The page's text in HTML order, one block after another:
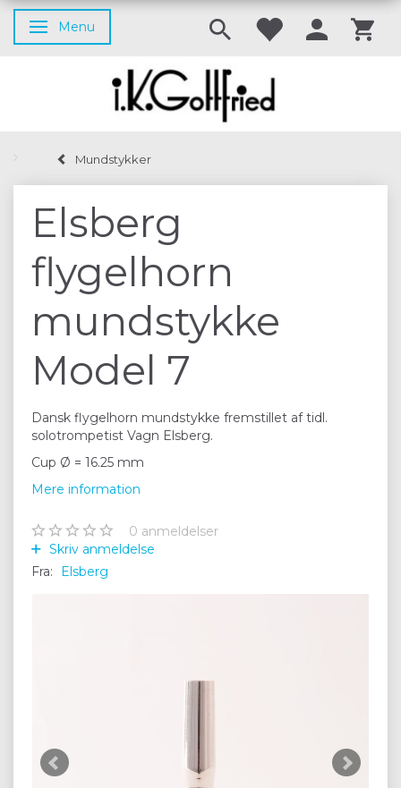
Skifte navigation
Menu
Mundstykker
Elsberg
flygelhorn
mundstykke
Model 7
Dansk flygelhorn mundstykke fremstillet af tidl.
solotrompetist Vagn Elsberg.
Cup Ø = 16.25 mm
Mere information
0 anmeldelser
Skriv anmeldelse
Fra:
Elsberg